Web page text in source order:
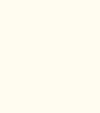
イエローですが。 実際は
ていますが、 見る時の環